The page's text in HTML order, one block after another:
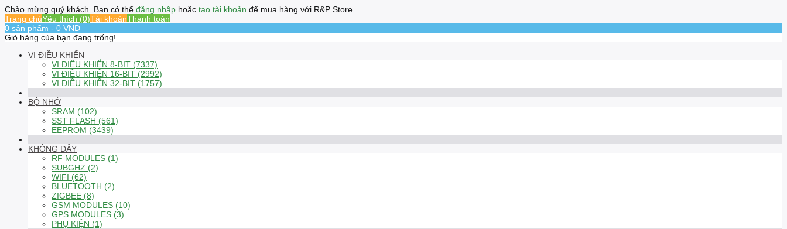
Chào mừng quý khách. Bạn có thể đăng nhập hoặc tạo tài khoản để mua hàng với R&P Store.
Trang chủYêu thích (0)Tài khoảnThanh toán
0 sản phẩm - 0 VND
Giỏ hàng của bạn đang trống!
VI ĐIỀU KHIỂN
VI ĐIỀU KHIỂN 8-BIT (7337)
VI ĐIỀU KHIỂN 16-BIT (2992)
VI ĐIỀU KHIỂN 32-BIT (1757)
BỘ NHỚ
SRAM (102)
SST FLASH (561)
EEPROM (3439)
KHÔNG DÂY
RF MODULES (1)
SUBGHZ (2)
WIFI (62)
BLUETOOTH (2)
ZIGBEE (8)
GSM MODULES (10)
GPS MODULES (3)
PHỤ KIỆN (1)